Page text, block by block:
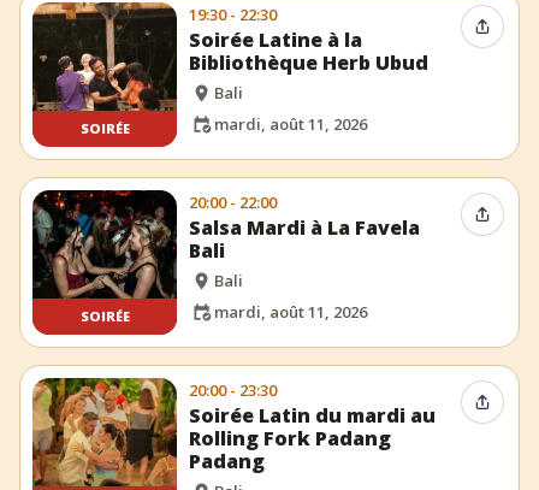
SOIRÉE
19:30 - 22:30
Soirée Latine à la
Bibliothèque Herb Ubud
Bali
mardi, août 11, 2026
SOIRÉE
20:00 - 22:00
Salsa Mardi à La Favela
Bali
Bali
mardi, août 11, 2026
20:00 - 23:30
Soirée Latin du mardi au
Rolling Fork Padang
Padang